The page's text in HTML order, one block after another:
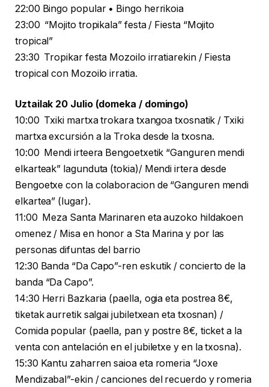
22:00 Bingo popular • Bingo herrikoia
23:00 “Mojito tropikala” festa / Fiesta “Mojito
tropical”
23:30 Tropikar festa Mozoilo irratiarekin / Fiesta
tropical con Mozoilo irratia.
Uztailak 20 Julio (domeka / domingo)
10:00 Txiki martxa trokara txangoa txosnatik / Txiki
martxa excursión a la Troka desde la txosna.
10:00 Mendi irteera Bengoetxetik “Ganguren mendi
elkarteak” lagunduta (tokia)/ Mendi irtera desde
Bengoetxe con la colaboracion de “Ganguren mendi
elkartea” (lugar).
11:00 Meza Santa Marinaren eta auzoko hildakoen
omenez / Misa en honor a Sta Marina y por las
personas difuntas del barrio
12:30 Banda “Da Capo”-ren eskutik / concierto de la
banda “Da Capo”.
14:30 Herri Bazkaria (paella, ogia eta postrea 8€,
tiketak aurretik salgai jubiletxean eta txosnan) /
Comida popular (paella, pan y postre 8€, ticket a la
venta con antelación en el jubiletxe y en la txosna).
15:30 Kantu zaharren saioa eta romeria “Joxe
Mendizabal”-ekin / canciones del recuerdo y romeria